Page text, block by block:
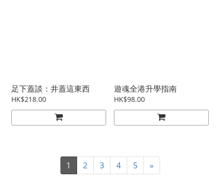
足下蓋談：井蓋這東西
HK$218.00
遊魂全港升學指南
HK$98.00
1 2 3 4 5 »